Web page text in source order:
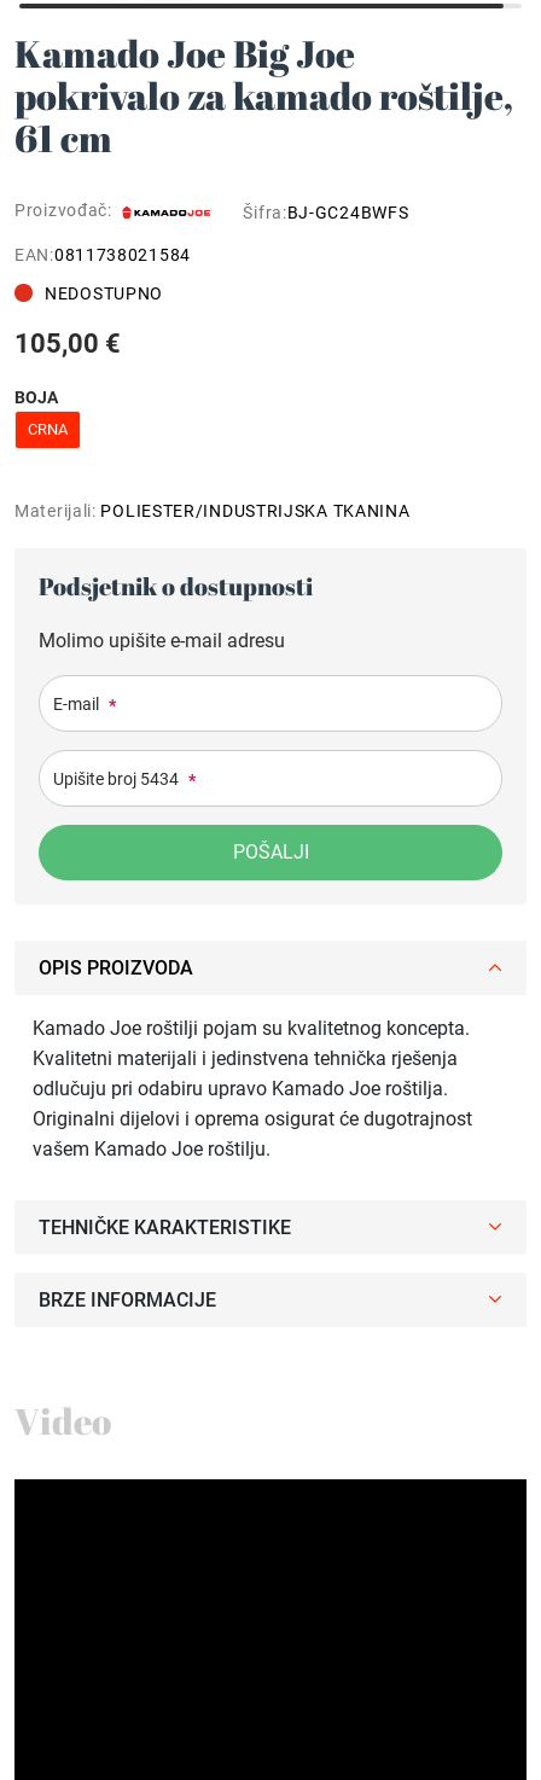
Kamado Joe Big Joe
pokrivalo za kamado roštilje,
61 cm
Proizvođač: Šifra:BJ-GC24BWFS
EAN:0811738021584
NEDOSTUPNO
105,00 €
BOJA
CRNA
Materijali: POLIESTER/INDUSTRIJSKA TKANINA
Podsjetnik o dostupnosti
Molimo upišite e-mail adresu
E-mail *
Upišite broj 5434 *
POŠALJI
OPIS PROIZVODA
Kamado Joe roštilji pojam su kvalitetnog koncepta.
Kvalitetni materijali i jedinstvena tehnička rješenja
odlučuju pri odabiru upravo Kamado Joe roštilja.
Originalni dijelovi i oprema osigurat će dugotrajnost
vašem Kamado Joe roštilju.
TEHNIČKE KARAKTERISTIKE
BRZE INFORMACIJE
Video